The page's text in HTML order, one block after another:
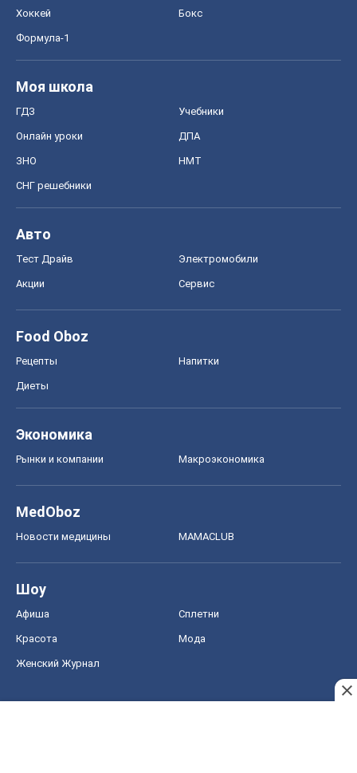
Хоккей Бокс
Формула-1
Моя школа
ГДЗ Учебники
Онлайн уроки ДПА
ЗНО НМТ
СНГ решебники
Авто
Тест Драйв Электромобили
Акции Сервис
Food Oboz
Рецепты Напитки
Диеты
Экономика
Рынки и компании Mакроэкономика
MedOboz
Новости медицины MAMACLUB
Шоу
Афиша Сплетни
Красота Мода
Женский Журнал